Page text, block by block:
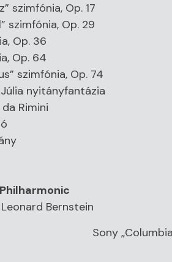
szimfónia, Op. 17
szimfónia, Op. 29
Op. 36
Op. 64
szimfónia, Op. 74
nyitányfantázia
Rimini
Leonard Bernstein
Sony